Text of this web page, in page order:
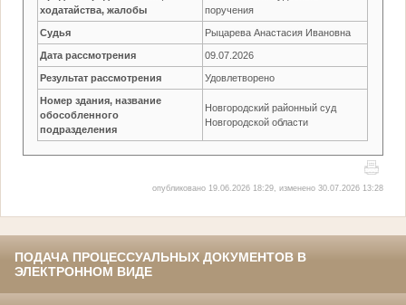
ходатайства, жалобы
поручения
Судья Рыцарева Анастасия Ивановна
Дата рассмотрения 09.07.2026
Результат рассмотрения Удовлетворено
Номер здания, название
обособленного
подразделения
Новгородский районный суд
Новгородской области
опубликовано 19.06.2026 18:29, изменено 30.07.2026 13:28
ПОДАЧА ПРОЦЕССУАЛЬНЫХ ДОКУМЕНТОВ В
ЭЛЕКТРОННОМ ВИДЕ